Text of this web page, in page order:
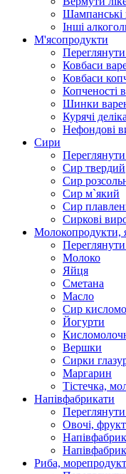
Шампанські
Інші
М'ясопродукти
Переглянути
Ковбаси
Ковбаси
Копченості
Шинки
Курячі
Нефондові
Сири
Переглянути
Сир твердий
Сир
Сир м`який
Сир
Сиркові
Молокопродукти,
Переглянути
Молоко
Яйця
Сметана
Масло
Сир
Йогурти
Вершки
Сирки
Маргарин
Тістечка,
Напівфабрикати
Переглянути
Овочі,
Риба,